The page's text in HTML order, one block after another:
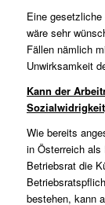
Eine
wäre sehr
Fällen nämlich
Unwirksamkeit
Kann der
Wie bereits
in Österreich
Betriebsrat die
bestehen, kann